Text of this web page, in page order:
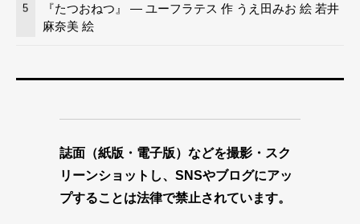
5
『たつおねつ』 — ユーフラテス 作 うえ田みお 絵 若井
麻奈美 絵
誌面（紙版・電子版）などを撮影・スク
リーンショットし、SNSやブログにアッ
プすることは法律で禁止されています。